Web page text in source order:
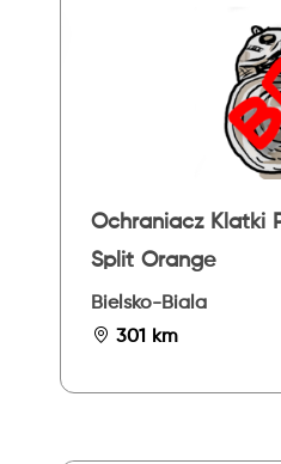
Ochraniacz Klatki
Split Orange
Bielsko-Biala
301 km